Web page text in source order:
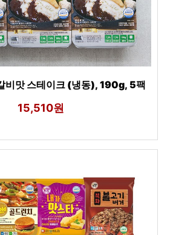
비맛 스테이크 (냉동), 190g, 5팩
15,510원